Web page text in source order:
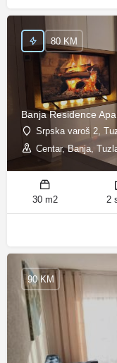
Banja Residence
Srpska varoš 2,
Centar, Banja,
80 KM
30 m2 2
90 KM